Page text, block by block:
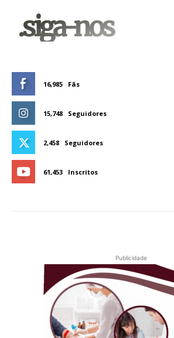
.siga-nos
16,985 Fãs
15,748 Seguidores
2,458 Seguidores
61,453 Inscritos
Publicidade